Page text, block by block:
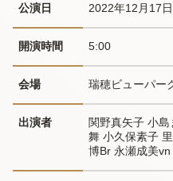
公演日 2022年12月17
開演時間 5:00
会場 瑞穂ビューパー
出演者
関野真矢子 小
舞 小久保素子
博Br 永瀬成美